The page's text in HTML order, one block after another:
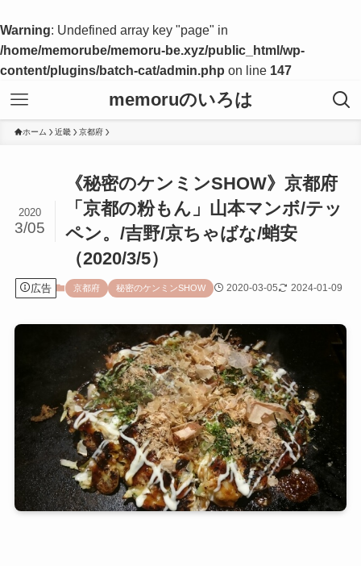
Warning: Undefined array key "page" in
/home/memorube/memoru-be.xyz/public_html/wp-
content/plugins/batch-cat/admin.php on line 147
memoruのいろは
ホーム 近畿 京都府
《秘密のケンミンSHOW》京都府
「京都の粉もん」山本マンボ/テッ
ペン。/吉野/京ちゃばな/蛸安
（2020/3/5）
2020
3/05
広告 京都府 秘密のケンミンSHOW 2020-03-05 2024-01-09